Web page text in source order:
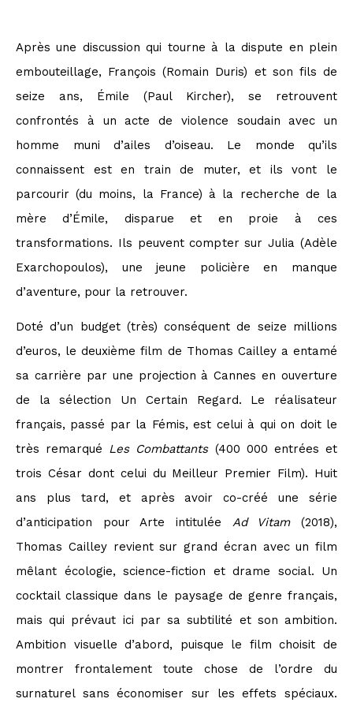
Après une discussion qui tourne à la dispute en plein
embouteillage, François (Romain Duris) et son fils de
seize ans, Émile (Paul Kircher), se retrouvent
confrontés à un acte de violence soudain avec un
homme muni d’ailes d’oiseau. Le monde qu’ils
connaissent est en train de muter, et ils vont le
parcourir (du moins, la France) à la recherche de la
mère d’Émile, disparue et en proie à ces
transformations. Ils peuvent compter sur Julia (Adèle
Exarchopoulos), une jeune policière en manque
d’aventure, pour la retrouver.
Doté d’un budget (très) conséquent de seize millions
d’euros, le deuxième film de Thomas Cailley a entamé
sa carrière par une projection à Cannes en ouverture
de la sélection Un Certain Regard. Le réalisateur
français, passé par la Fémis, est celui à qui on doit le
très remarqué Les Combattants(400 000 entrées et
trois César dont celui du Meilleur Premier Film). Huit
ans plus tard, et après avoir co-créé une série
d’anticipation pour Arte intitulée Ad Vitam(2018),
Thomas Cailley revient sur grand écran avec un film
mêlant écologie, science-fiction et drame social. Un
cocktail classique dans le paysage de genre français,
mais qui prévaut ici par sa subtilité et son ambition.
Ambition visuelle d’abord, puisque le film choisit de
montrer frontalement toute chose de l’ordre du
surnaturel sans économiser sur les effets spéciaux.